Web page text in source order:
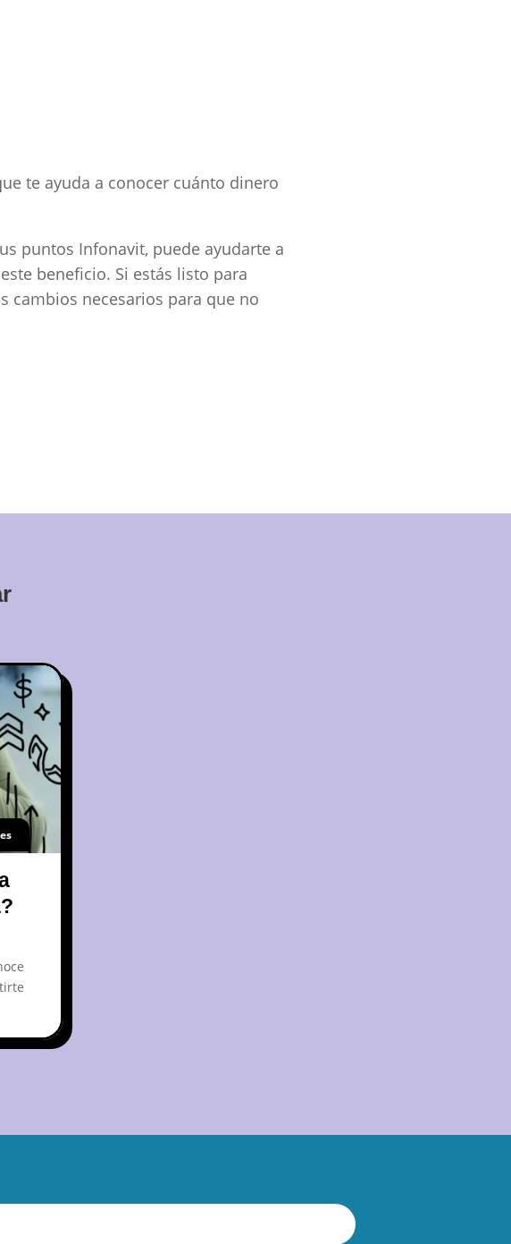
te ayuda a conocer cuánto dinero
puntos Infonavit, puede ayudarte a
beneficio. Si estás listo para
cambios necesarios para que no